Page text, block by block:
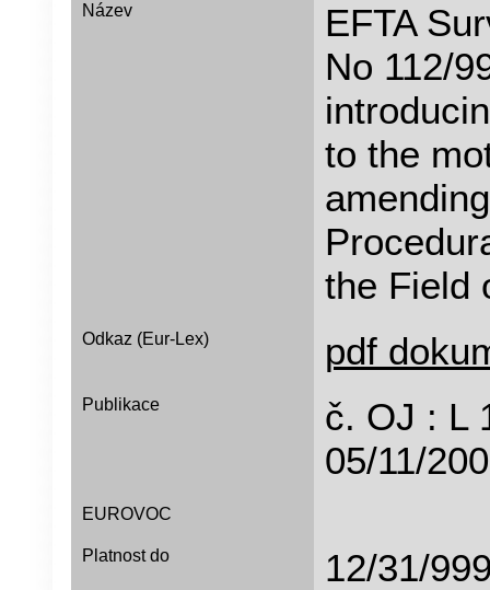
Název
EFTA
No 112/
to the
the Field
Odkaz (Eur-Lex) pdf
Publikace
č. OJ :
05/11/
EUROVOC
Platnost do 12/31/